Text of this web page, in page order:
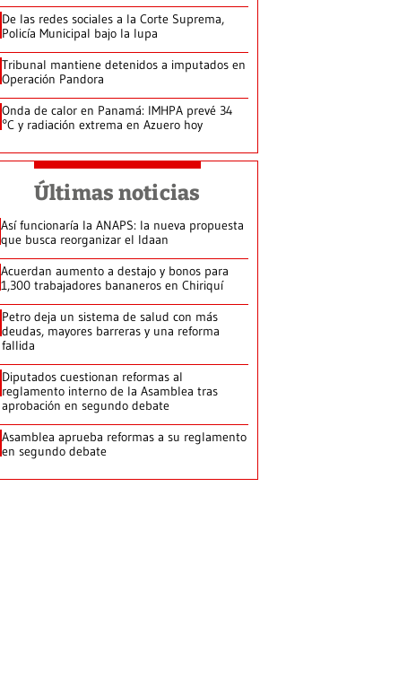
De las redes sociales a la Corte Suprema,
Policía Municipal bajo la lupa
Tribunal mantiene detenidos a imputados en
Operación Pandora
Onda de calor en Panamá: IMHPA prevé 34
°C y radiación extrema en Azuero hoy
Últimas noticias
Así funcionaría la ANAPS: la nueva propuesta
que busca reorganizar el Idaan
Acuerdan aumento a destajo y bonos para
1,300 trabajadores bananeros en Chiriquí
Petro deja un sistema de salud con más
deudas, mayores barreras y una reforma
fallida
Diputados cuestionan reformas al
reglamento interno de la Asamblea tras
aprobación en segundo debate
Asamblea aprueba reformas a su reglamento
en segundo debate